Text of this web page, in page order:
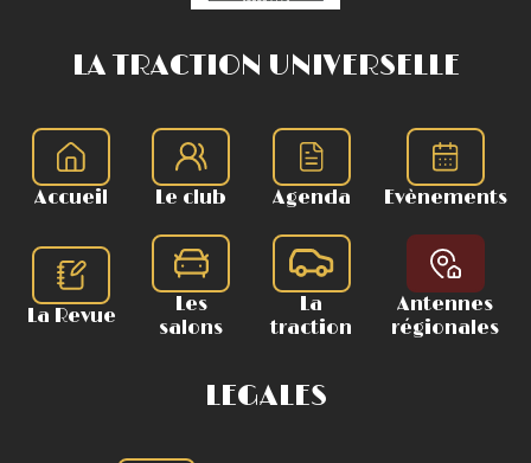
LA TRACTION UNIVERSELLE
Accueil Le club Agenda Evènements
La Revue
Les
salons
La
traction
Antennes
régionales
LEGALES